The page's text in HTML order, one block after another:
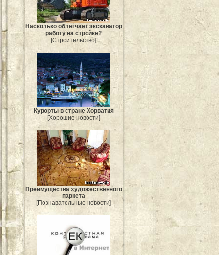
Насколько облегчает экскаватор
работу на стройке?
[Строительство]
Курорты в стране Хорватия
[Хорошие новости]
Преимущества художественного
паркета
[Познавательные новости]